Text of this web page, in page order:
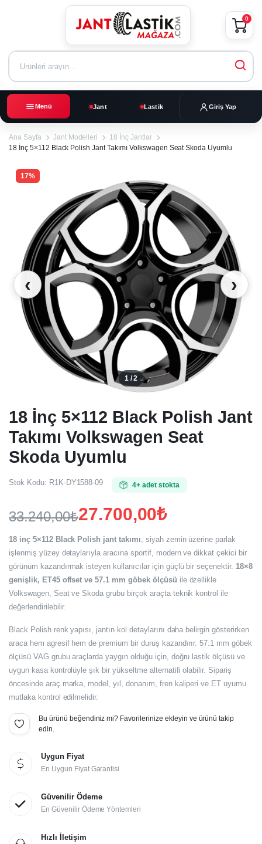
Menü Jant Lastik Giriş Yap
0
Ana Sayfa Jant Modelleri
18 İnç Jantlar
18 İnç 5×112 Black Polish Jant Takımı Volkswagen Seat Skoda Uyumlu
17%
‹
1 / 2
›
18 İnç 5×112 Black Polish Jant
Takımı Volkswagen Seat
Skoda Uyumlu
Stok Kodu: R1K-DY1588-09 4+ adet stokta
33.240,00₺
Orijinal
fiyat:
33.240,00₺.
27.700,00₺
Şu
andaki
fiyat:
27.700,00₺.
18 inç 5×112 Black Polish jant takımı, siyah zemin üzerine parlak
işlenmiş yüzey detaylarıyla aracına sportif, modern ve dikkat çekici bir
görünüm kazandırmak isteyen kullanıcılar için güçlü bir seçenektir. 18×8
genişlik, ET45 offset ve 57.1 mm göbek ölçüsü ile özellikle
Volkswagen, Seat ve Skoda grubu birçok araçta teknik kontrol ile
değerlendirilebilir.
Black Polish renk yapısı, jantın kol detaylarını daha belirgin gösterirken
araca hem agresif hem de premium bir duruş kazandırır. 57.1 mm göbek
ölçüsü VAG grubu araçlarda yaygın olduğu için, doğru lastik ölçüsü ve
uygun kasa kontrolüyle şık bir yükseltme alternatifi olabilir. Sipariş
öncesinde araç marka, model, yıl, donanım, fren kaliperi ve ET uyumu
mutlaka kontrol edilmelidir.
Bu ürünü beğendiniz mi? Favorilerinize ekleyin ve ürünü takip
edin.
Uygun Fiyat
En Uygun Fiyat Garantisi
Güvenilir Ödeme
En Güvenilir Ödeme Yöntemleri
Hızlı İletişim